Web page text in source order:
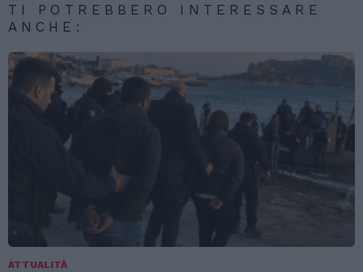
TI POTREBBERO INTERESSARE
ANCHE:
ATTUALITÀ